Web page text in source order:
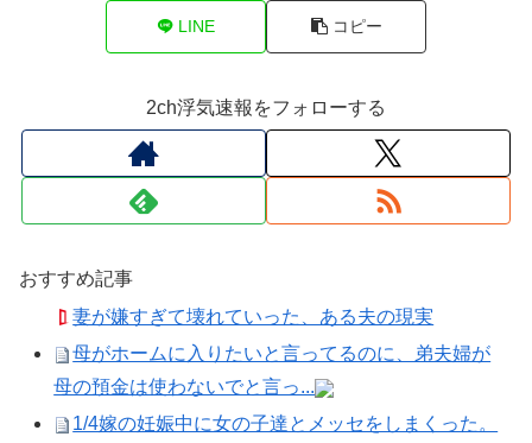
LINE コピー
2ch浮気速報をフォローする
おすすめ記事
妻が嫌すぎて壊れていった、ある夫の現実
母がホームに入りたいと言ってるのに、弟夫婦が
母の預金は使わないでと言っ...
1/4嫁の妊娠中に女の子達とメッセをしまくった。